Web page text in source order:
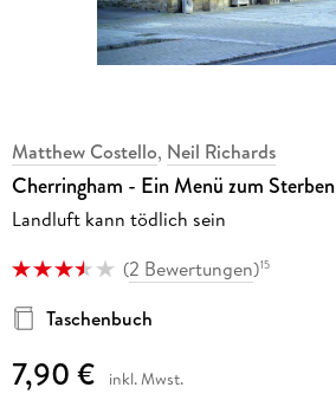
Matthew Costello, Neil Richards
Cherringham - Ein Menü zum Sterben
Landluft kann tödlich sein
(2 Bewertungen)15
Taschenbuch
7,90 € inkl. Mwst.